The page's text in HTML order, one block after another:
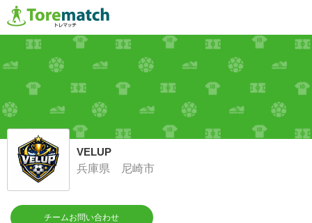
VELUP
兵庫県 尼崎市
チームお問い合わせ